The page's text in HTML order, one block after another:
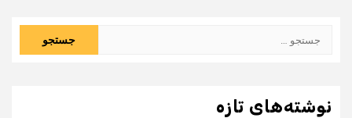
نوشته‌های تازه